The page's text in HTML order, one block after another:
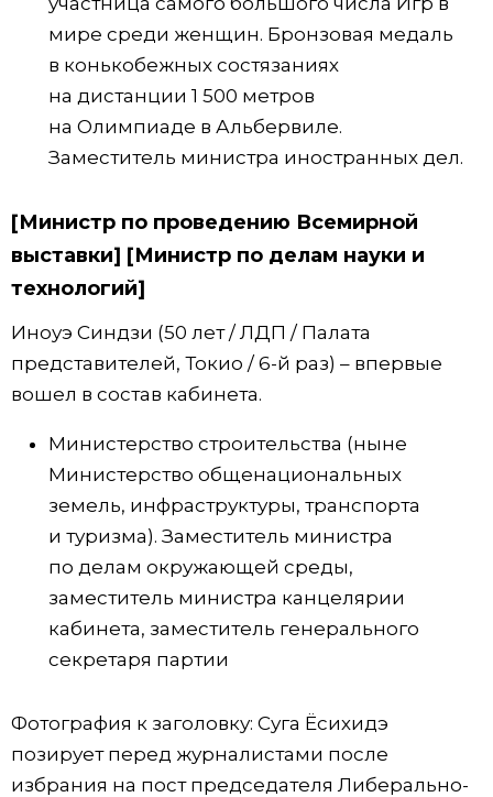
мире среди женщин. Бронзовая медаль
в конькобежных состязаниях
на дистанции 1 500 метров
на Олимпиаде в Альбервиле.
Заместитель министра иностранных дел.
[Министр по проведению Всемирной
выставки] [Министр по делам науки и
технологий]
Иноуэ Синдзи (50 лет / ЛДП / Палата
представителей, Токио / 6-й раз) – впервые
вошел в состав кабинета.
Министерство строительства (ныне
Министерство общенациональных
земель, инфраструктуры, транспорта
и туризма). Заместитель министра
по делам окружающей среды,
заместитель министра канцелярии
кабинета, заместитель генерального
секретаря партии
Фотография к заголовку: Суга Ёсихидэ
позирует перед журналистами после
избрания на пост председателя Либерально-